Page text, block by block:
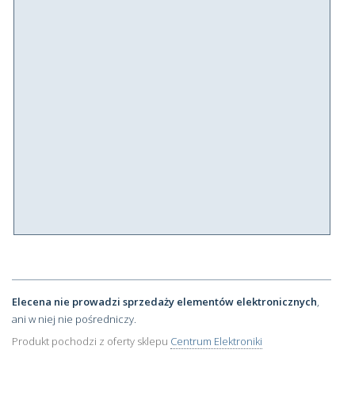
Elecena nie prowadzi sprzedaży elementów elektronicznych
ani w niej nie pośredniczy.
Produkt pochodzi z oferty sklepu Centrum Elektroniki